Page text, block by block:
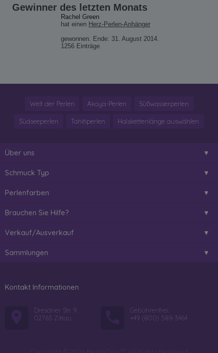
Gewinner des letzten Monats
Rachel Green
hat einen Herz-Perlen-Anhänger
gewonnen. Ende: 31. August 2014.
1256 Einträge
Welt der Perlen Akoya-Perlen Süßwasserperlen
Südseeperlen Tahitiperlen Halskettenlänge auswählen
Über uns
Schmuck Typ
Perlenfarben
Brauchen Sie Hilfe?
Verkauf/Ausverkauf
Sammlungen
Kontakt Informationen
Dresdner Str. 9
02763 Zittau
Gebührenfrei:
+49 (800) 589-3464